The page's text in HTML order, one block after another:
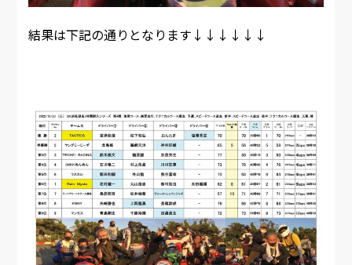
結果は下記の通りとなります↓↓↓↓↓↓